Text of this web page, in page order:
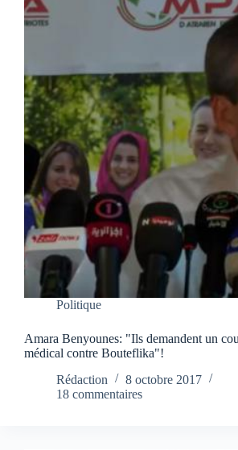
Politique
Amara Benyounes: "Ils demandent un
médical contre Bouteflika"!
Rédaction
8 octobre 2017
18 commentaires